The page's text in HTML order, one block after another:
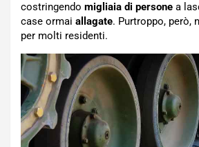
costringendo migliaia di persone a
case ormai allagate. Purtroppo, però,
per molti residenti.